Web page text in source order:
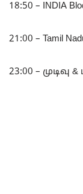
18:50 – INDIA
21:00 – Tamil
23:00 –